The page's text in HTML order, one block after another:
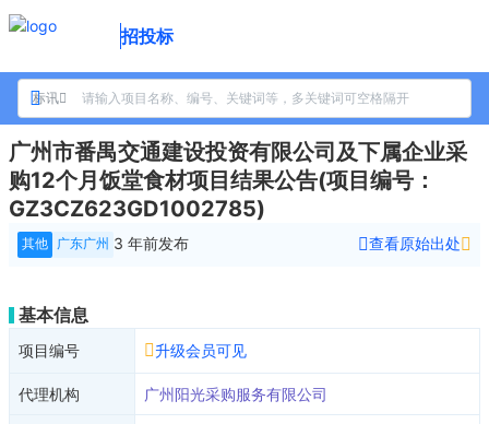
招投标
标讯
广州市番禺交通建设投资有限公司及下属企业采
购12个月饭堂食材项目结果公告(项目编号：
GZ3CZ623GD1002785)
其他 广东广州 3 年前发布 查看原始出处
基本信息
项目编号 升级会员可见
代理机构 广州阳光采购服务有限公司